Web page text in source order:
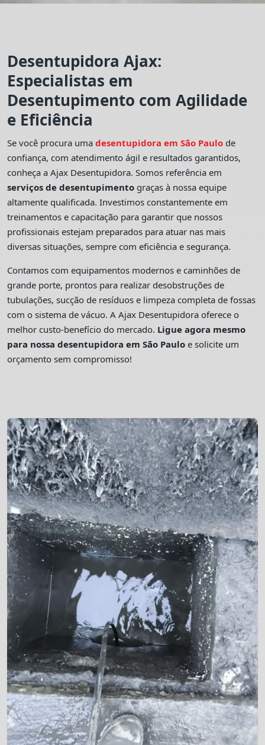
Desentupidora Ajax:
Especialistas em
Desentupimento com Agilidade
e Eficiência
Se você procura umadesentupidora em São Paulo de
confiança, com atendimento ágil e resultados garantidos,
conheça a Ajax Desentupidora. Somos referência em
serviços de desentupimento graças à nossa equipe
altamente qualificada. Investimos constantemente em
treinamentos e capacitação para garantir que nossos
profissionais estejam preparados para atuar nas mais
diversas situações, sempre com eficiência e segurança.
Contamos com equipamentos modernos e caminhões de
grande porte, prontos para realizar desobstruções de
tubulações, sucção de resíduos e limpeza completa de fossas
com o sistema de vácuo. A Ajax Desentupidora oferece o
melhor custo-benefício do mercado. Ligue agora mesmo
para nossa desentupidora em São Paulo e solicite um
orçamento sem compromisso!